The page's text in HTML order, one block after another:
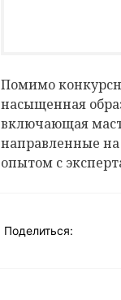
Помимо
насыщенная
включающая
направленные
опытом с
Поделиться: